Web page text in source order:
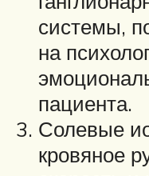
системы,
на
пациента.
Солевые
кровяное